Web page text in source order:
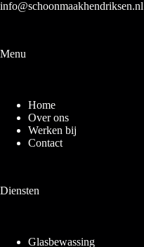
info@schoonmaakhendriksen.nl
Menu
Home
Over ons
Werken bij
Contact
Diensten
Glasbewassing